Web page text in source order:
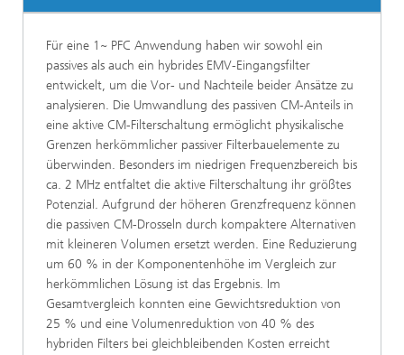
Für eine 1~ PFC Anwendung haben wir sowohl ein
passives als auch ein hybrides EMV-Eingangsfilter
entwickelt, um die Vor- und Nachteile beider Ansätze zu
analysieren. Die Umwandlung des passiven CM-Anteils in
eine aktive CM-Filterschaltung ermöglicht physikalische
Grenzen herkömmlicher passiver Filterbauelemente zu
überwinden. Besonders im niedrigen Frequenzbereich bis
ca. 2 MHz entfaltet die aktive Filterschaltung ihr größtes
Potenzial. Aufgrund der höheren Grenzfrequenz können
die passiven CM-Drosseln durch kompaktere Alternativen
mit kleineren Volumen ersetzt werden. Eine Reduzierung
um 60 % in der Komponentenhöhe im Vergleich zur
herkömmlichen Lösung ist das Ergebnis. Im
Gesamtvergleich konnten eine Gewichtsreduktion von
25 % und eine Volumenreduktion von 40 % des
hybriden Filters bei gleichbleibenden Kosten erreicht